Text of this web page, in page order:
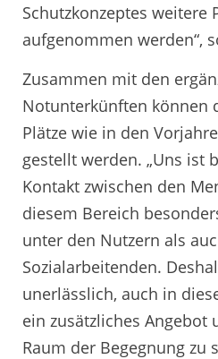
Schutzkonzeptes weitere
aufgenommen werden“,
Zusammen mit den
Notunterkünften können
Plätze wie in den
gestellt werden. „Uns ist
Kontakt zwischen den
diesem Bereich
unter den Nutzern als
Sozialarbeitenden.
unerlässlich, auch in
ein zusätzliches Angebot
Raum der Begegnung zu